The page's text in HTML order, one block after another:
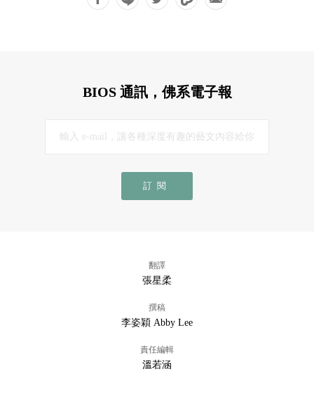
BIOS 通訊，佛系電子報
訂閱
翻譯
張星柔
撰稿
李姿穎 Abby Lee
責任編輯
溫若涵